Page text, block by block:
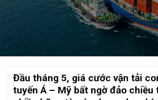
Đầu tháng 5, giá cước vận tải
tuyến Á – Mỹ bất ngờ đảo chiều